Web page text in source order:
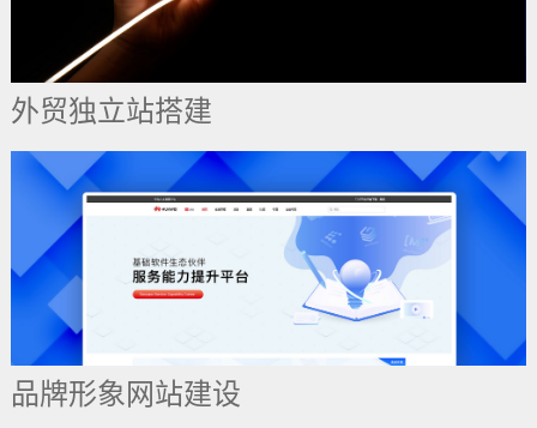
外贸独立站搭建
品牌形象网站建设